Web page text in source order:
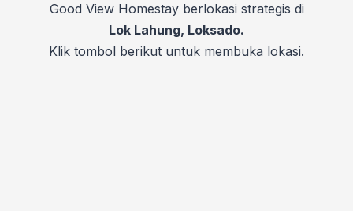
Good View Homestay berlokasi strategis di
Lok Lahung, Loksado.
Klik tombol berikut untuk membuka lokasi.